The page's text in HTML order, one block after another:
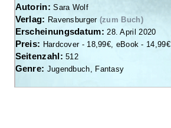
Autorin:Sara Wolf
Verlag: Ravensburger (zum Buch)
Erscheinungsdatum:28. April 2020
Preis: Hardcover - 18,99€, eBook - 14,99€
Seitenzahl:512
Genre: Jugendbuch, Fantasy